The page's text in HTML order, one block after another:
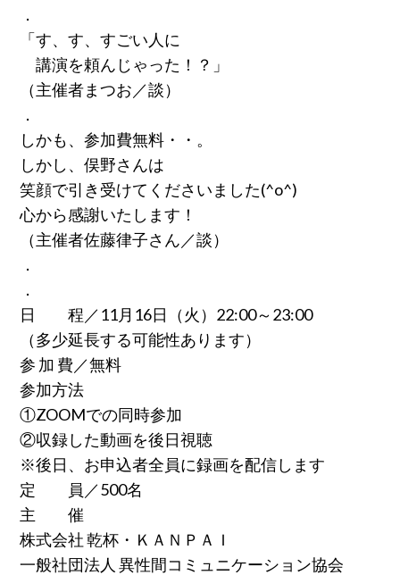
．
「す、す、すごい人に
講演を頼んじゃった！？」
（主催者まつお／談）
．
しかも、参加費無料・・。
しかし、俣野さんは
笑顔で引き受けてくださいました(^o^)
心から感謝いたします！
（主催者佐藤律子さん／談）
．
．
日 程／11月16日（火）22:00～23:00
（多少延長する可能性あります）
参 加 費／無料
参加方法
①ZOOMでの同時参加
②収録した動画を後日視聴
※後日、お申込者全員に録画を配信します
定 員／500名
主 催
株式会社 乾杯・ＫＡＮＰＡＩ
一般社団法人 異性間コミュニケーション協会